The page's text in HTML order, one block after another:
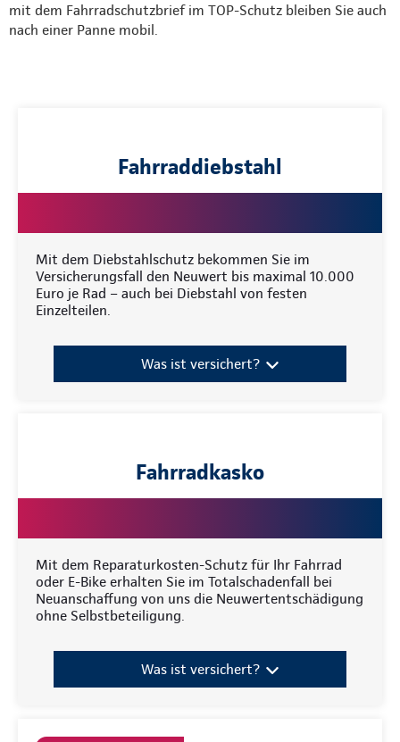
mit dem Fahrradschutzbrief im TOP-Schutz bleiben Sie auch
nach einer Panne mobil.
Fahrraddiebstahl
Mit dem Diebstahlschutz bekommen Sie im
Versicherungsfall den Neuwert bis maximal 10.000
Euro je Rad – auch bei Diebstahl von festen
Einzelteilen.
Was ist versichert?
Fahrradkasko
Mit dem Reparaturkosten-Schutz für Ihr Fahrrad
oder E-Bike erhalten Sie im Totalschadenfall bei
Neuanschaffung von uns die Neuwertentschädigung
ohne Selbstbeteiligung.
Was ist versichert?